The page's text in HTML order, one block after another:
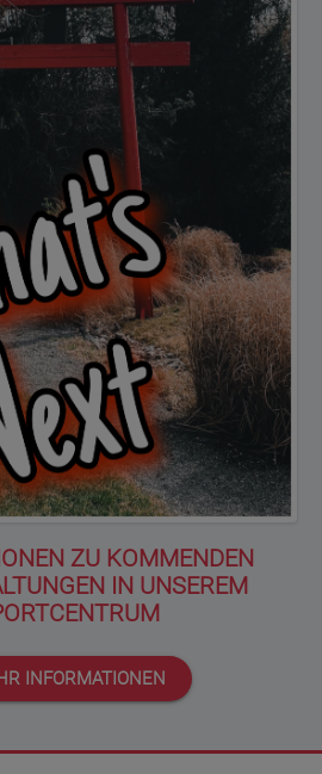
ZU KOMMENDEN
IN UNSEREM
INFORMATIONEN